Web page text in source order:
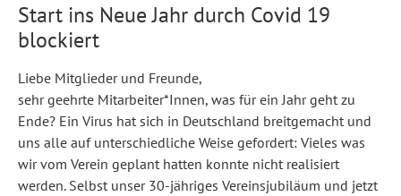
Start ins Neue Jahr durch Covid 19
blockiert
Liebe Mitglieder und Freunde,
sehr geehrte Mitarbeiter*Innen, was für ein Jahr geht zu
Ende? Ein Virus hat sich in Deutschland breitgemacht und
uns alle auf unterschiedliche Weise gefordert: Vieles was
wir vom Verein geplant hatten konnte nicht realisiert
werden. Selbst unser 30-jähriges Vereinsjubiläum und jetzt